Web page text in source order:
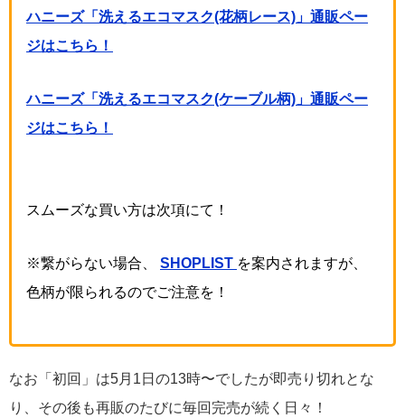
ハニーズ「洗えるエコマスク(花柄レース)」通販ペー
ジはこちら！
ハニーズ「洗えるエコマスク(ケーブル柄)」通販ペー
ジはこちら！
スムーズな買い方は次項にて！
※繋がらない場合、 SHOPLIST を案内されますが、
色柄が限られるのでご注意を！
なお「初回」は5月1日の13時〜でしたが即売り切れとな
り、その後も再販のたびに毎回完売が続く日々！